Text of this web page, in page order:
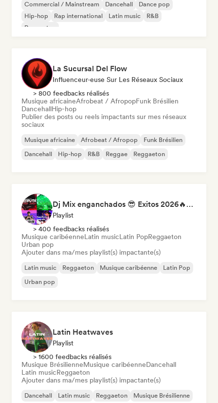
Commercial / Mainstream Dancehall
Dance pop
Hip-hop
Rap international Latin music
R&B
Reggaeton
La Sucursal Del Flow
Influenceur·euse Sur Les Réseaux Sociaux
> 800 feedbacks réalisés
Musique africaineAfrobeat / AfropopFunk Brésilien
DancehallHip-hop
Publier des posts ou reels impactants sur mes réseaux
sociaux
Musique africaine Afrobeat / Afropop
Funk Brésilien
Dancehall
Hip-hop R&B Reggae Reggaeton
Dj Mix enganchados 😎 Exitos 2026🔥🔥🫦
Playlist
> 400 feedbacks réalisés
Musique caribéenneLatin musicLatin PopReggaeton
Urban pop
Ajouter dans ma/mes playlist(s) impactante(s)
Latin music Reggaeton Musique caribéenne
Latin Pop
Urban pop
Latin Heatwaves
Playlist
> 1600 feedbacks réalisés
Musique BrésilienneMusique caribéenneDancehall
Latin musicReggaeton
Ajouter dans ma/mes playlist(s) impactante(s)
Dancehall Latin music Reggaeton
Musique Brésilienne